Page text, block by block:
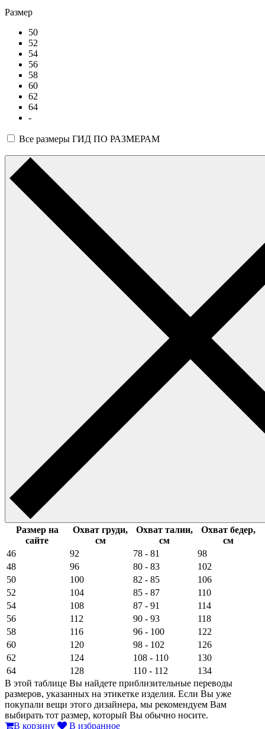
Размер
50
52
54
56
58
60
62
64
-
Все размеры ГИД ПО РАЗМЕРАМ
Размер на
сайте
Охват груди,
см
Охват талии,
см
Охват бедер,
см
46
92 78 - 81
98
48
96 80 - 83
102
50
100 82 - 85
106
52
104 85 - 87
110
54
108 87 - 91
114
56
112 90 - 93
118
58
116 96 - 100
122
60
120 98 - 102
126
62
124 108 - 110
130
64
128 110 - 112
134
В этой таблице Вы найдете приблизительные переводы
размеров, указанных на этикетке изделия. Если Вы уже
покупали вещи этого дизайнера, мы рекомендуем Вам
выбирать тот размер, который Вы обычно носите.
В корзину
В избранное